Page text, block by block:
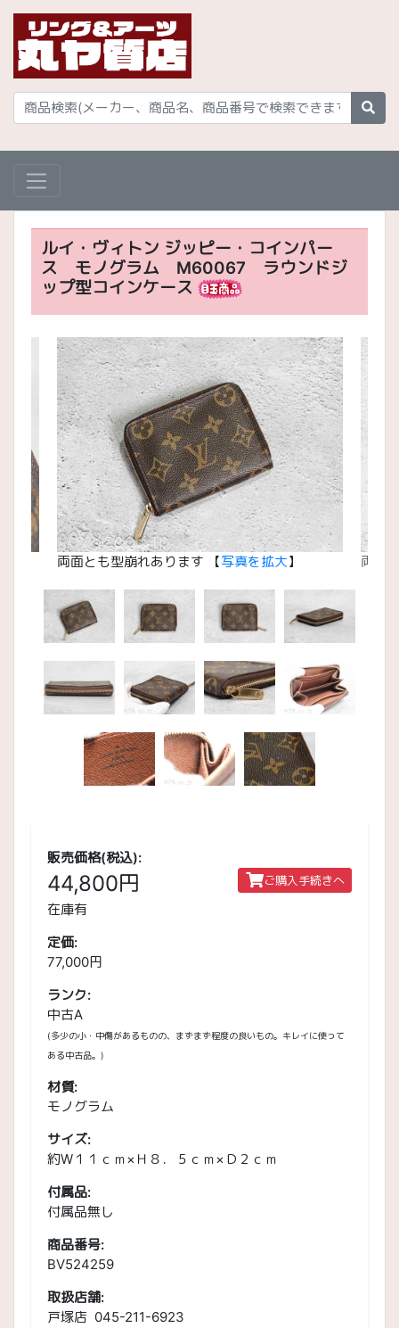
ルイ・ヴィトン ジッピー・コインパー
ス モノグラム M60067 ラウンドジ
ップ型コインケース
両面とも型崩れあります 【写真を拡大】 両面
販売価格(税込):
44,800円 ご購入手続きへ
在庫有
定価:
77,000円
ランク:
中古A
(多少の小・中傷があるものの、まずまず程度の良いもの。キレイに使って
ある中古品。)
材質:
モノグラム
サイズ:
約W１１ｃｍ×Ｈ８．５ｃｍ×Ｄ２ｃｍ
付属品:
付属品無し
商品番号:
BV524259
取扱店舗:
戸塚店 045-211-6923